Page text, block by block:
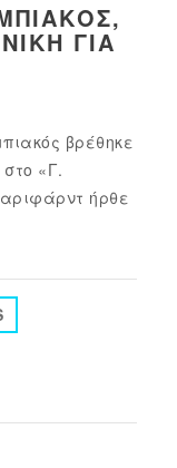
ΓΙΑ
βρέθηκε
«Γ.
ήρθε